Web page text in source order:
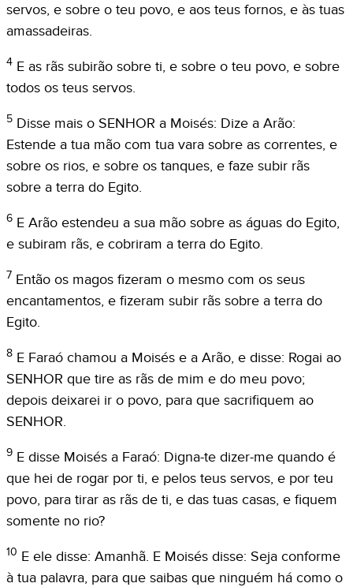
servos, e sobre o teu povo, e aos teus fornos, e às tuas
amassadeiras.
4 E as rãs subirão sobre ti, e sobre o teu povo, e sobre
todos os teus servos.
5 Disse mais o SENHOR a Moisés: Dize a Arão:
Estende a tua mão com tua vara sobre as correntes, e
sobre os rios, e sobre os tanques, e faze subir rãs
sobre a terra do Egito.
6 E Arão estendeu a sua mão sobre as águas do Egito,
e subiram rãs, e cobriram a terra do Egito.
7 Então os magos fizeram o mesmo com os seus
encantamentos, e fizeram subir rãs sobre a terra do
Egito.
8 E Faraó chamou a Moisés e a Arão, e disse: Rogai ao
SENHOR que tire as rãs de mim e do meu povo;
depois deixarei ir o povo, para que sacrifiquem ao
SENHOR.
9 E disse Moisés a Faraó: Digna-te dizer-me quando é
que hei de rogar por ti, e pelos teus servos, e por teu
povo, para tirar as rãs de ti, e das tuas casas, e fiquem
somente no rio?
10 E ele disse: Amanhã. E Moisés disse: Seja conforme
à tua palavra, para que saibas que ninguém há como o